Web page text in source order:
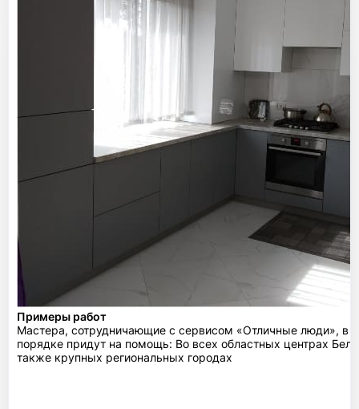
Примеры работ
Мастера, сотрудничающие с сервисом «Отличные люди», в
порядке придут на помощь: Во всех областных центрах
также крупных региональных городах